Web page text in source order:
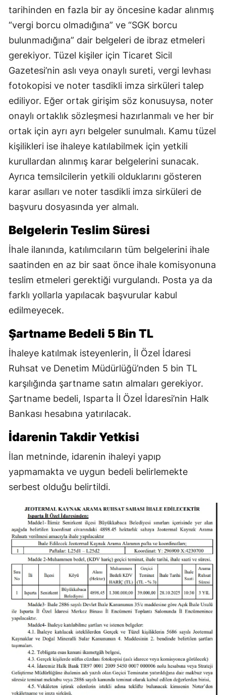
tarihinden en fazla bir ay öncesine kadar alınmış
“vergi borcu olmadığına” ve “SGK borcu
bulunmadığına” dair belgeleri de ibraz etmeleri
gerekiyor. Tüzel kişiler için Ticaret Sicil
Gazetesi’nin aslı veya onaylı sureti, vergi levhası
fotokopisi ve noter tasdikli imza sirküleri talep
ediliyor. Eğer ortak girişim söz konusuysa, noter
onaylı ortaklık sözleşmesi hazırlanmalı ve her bir
ortak için ayrı ayrı belgeler sunulmalı. Kamu tüzel
kişilikleri ise ihaleye katılabilmek için yetkili
kurullardan alınmış karar belgelerini sunacak.
Ayrıca temsilcilerin yetkili olduklarını gösteren
karar asılları ve noter tasdikli imza sirküleri de
başvuru dosyasında yer almalı.
Belgelerin Teslim Süresi
İhale ilanında, katılımcıların tüm belgelerini ihale
saatinden en az bir saat önce ihale komisyonuna
teslim etmeleri gerektiği vurgulandı. Posta ya da
farklı yollarla yapılacak başvurular kabul
edilmeyecek.
Şartname Bedeli 5 Bin TL
İhaleye katılmak isteyenlerin, İl Özel İdaresi
Ruhsat ve Denetim Müdürlüğü’nden 5 bin TL
karşılığında şartname satın almaları gerekiyor.
Şartname bedeli, Isparta İl Özel İdaresi’nin Halk
Bankası hesabına yatırılacak.
İdarenin Takdir Yetkisi
İlan metninde, idarenin ihaleyi yapıp
yapmamakta ve uygun bedeli belirlemekte
serbest olduğu belirtildi.